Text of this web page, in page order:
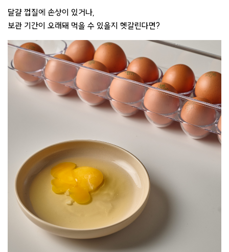
달걀 껍질에 손상이 있거나,
보관 기간이 오래돼 먹을 수 있을지 헷갈린다면?